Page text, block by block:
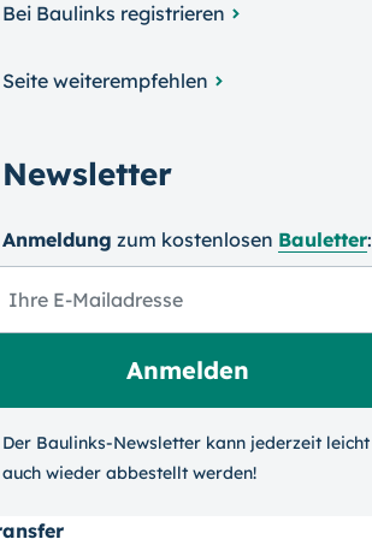
Bei Baulinks registrieren
Seite weiterempfehlen
Newsletter
Anmeldung zum kosten­losen Bauletter:
Der Baulinks-Newsletter kann jeder­zeit leicht
auch wieder ab­bestellt werden!